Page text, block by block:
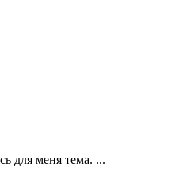
для меня тема. ...